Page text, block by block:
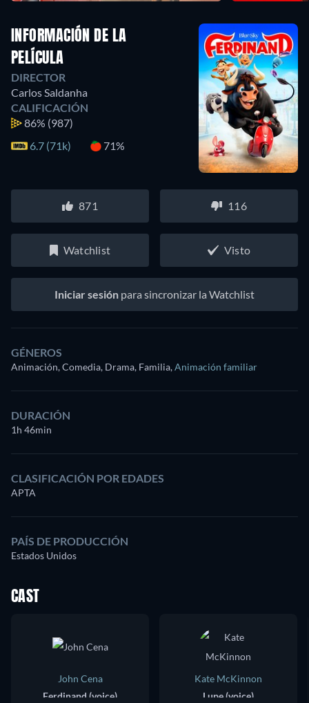
INFORMACIÓN DE LA
PELÍCULA
DIRECTOR
Carlos Saldanha
CALIFICACIÓN
86% (987)
6.7 (71k)
71%
871 116
Watchlist Visto
Iniciar sesión para sincronizar la Watchlist
GÉNEROS
Animación, Comedia, Drama, Familia,Animación familiar
DURACIÓN
1h 46min
CLASIFICACIÓN POR EDADES
APTA
PAÍS DE PRODUCCIÓN
Estados Unidos
CAST
John Cena
Ferdinand (voice)
Kate McKinnon
Lupe (voice)